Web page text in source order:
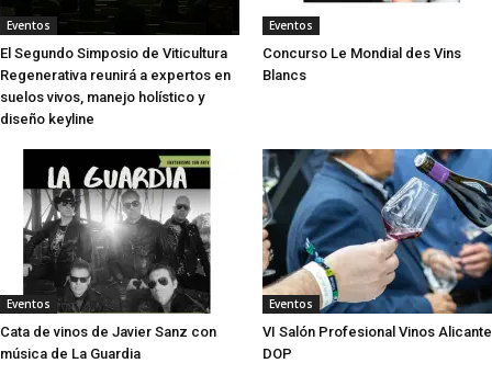
Eventos
El Segundo Simposio de Viticultura
Regenerativa reunirá a expertos en
suelos vivos, manejo holístico y
diseño keyline
Eventos
Concurso Le Mondial des Vins
Blancs
Eventos
Cata de vinos de Javier Sanz con
música de La Guardia
Eventos
VI Salón Profesional Vinos Alicante
DOP